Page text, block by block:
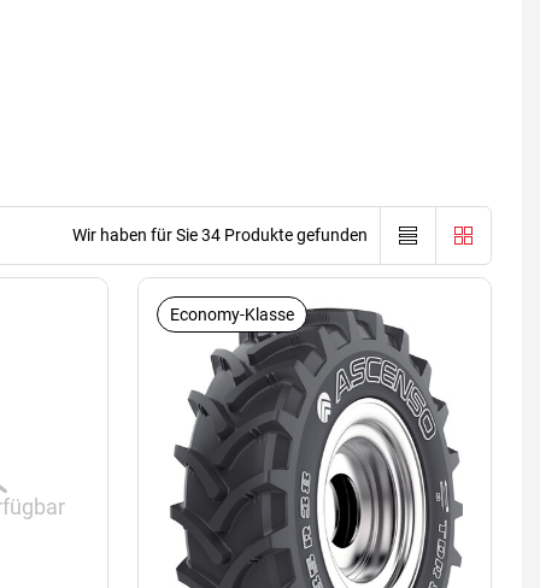
Wir haben für Sie 34 Produkte gefunden
Economy-Klasse